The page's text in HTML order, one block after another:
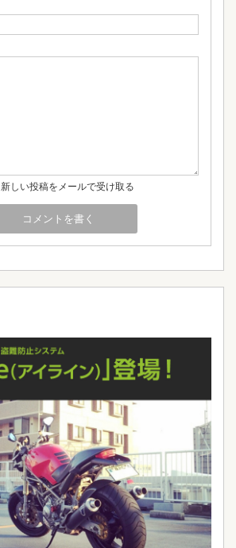
新しい投稿をメールで受け取る